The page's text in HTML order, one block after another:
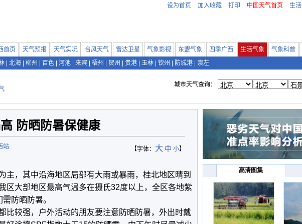
设为首页 加入收藏 打印 中国天气首页 生活
首页 天气预报 天气实况 台风天气 雷达卫星 气象影视 东盟气象 四季广西 生活气象 气象科普
北海 柳州 百色 河池 来宾 梧州 贺州 贵港 玉林 钦州 防城港 崇左
城市天气查询：
防晒防暑保健康
【字体： 大 中 小】
站
主，其中沿海地区局部有大雨或暴雨，桂北地区晴到
区大部地区最高气温多在摄氏32度以上，全区各地紫
防晒防暑。
较强，户外活动的朋友要注意防晒防暑，外出时戴
高清图集